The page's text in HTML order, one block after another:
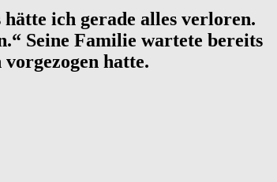
ich gerade alles verloren.
Seine Familie wartete bereits
hatte.